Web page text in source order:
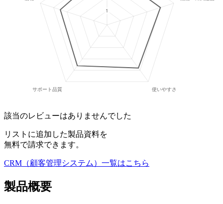
該当のレビューはありませんでした
リストに追加した製品資料を
無料で請求できます。
CRM（顧客管理システム） 一覧はこちら
製品概要